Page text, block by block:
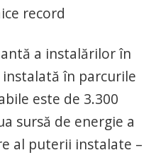
a instalărilor în
în parcurile
este de 3.300
sursă de energie a
al puterii instalate –